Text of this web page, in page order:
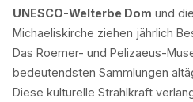
UNESCO-Welterbe Dom und
Michaeliskirche ziehen jährlich
Das Roemer- und Pelizaeus-
bedeutendsten Sammlungen
Diese kulturelle Strahlkraft